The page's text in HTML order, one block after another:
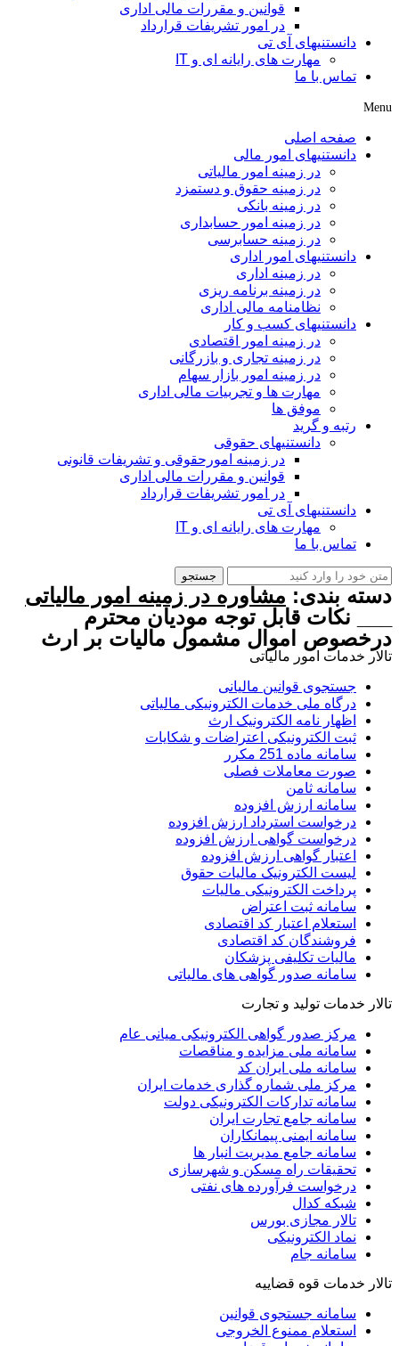
قوانین و مقررات مالی اداری
در امور تشریفات قرارداد
دانستنیهای آی تی
مهارت های رایانه ای و IT
تماس با ما
Menu
صفحه اصلی
دانستنیهای امور مالی
در زمینه امور مالیاتی
در زمینه حقوق و دستمزد
در زمینه بانکی
در زمینه امور حسابداری
در زمینه حسابرسی
دانستنیهای امور اداری
در زمینه اداری
در زمینه برنامه ریزی
نظامنامه مالی اداری
دانستنیهای کسب و کار
در زمینه امور اقتصادی
در زمینه تجاری و بازرگانی
در زمینه امور بازار سهام
مهارت ها و تجربیات مالی اداری
موفق ها
رتبه و گرید
دانستنیهای حقوقی
در زمینه امورحقوقی و تشریفات قانونی
قوانین و مقررات مالی اداری
در امور تشریفات قرارداد
دانستنیهای آی تی
مهارت های رایانه ای و IT
تماس با ما
جستجو
دسته بندی: مشاوره در زمینه امور مالیاتی
___ نکات قابل توجه مودیان محترم
درخصوص اموال مشمول مالیات بر ارث
تالار خدمات امور مالیاتی
جستجوی قوانین مالیانی
درگاه ملی خدمات الکترونیکی مالیاتی
اظهار نامه الکترونیک ارث
ثبت الکترونیکی اعتراضات و شکایات
سامانه ماده 251 مکرر
صورت معاملات فصلی
سامانه ثامن
سامانه ارزش افزوده
درخواست استرداد ارزش افزوده
درخواست گواهی ارزش افزوده
اعتبار گواهی ارزش افزوده
لیست الکترونیک مالیات حقوق
پرداخت الکترونیکی مالیات
سامانه ثبت اعتراض
استعلام اعتبار کد اقتصادی
فروشندگان کد اقتصادی
مالیات تکلیفی پزشکان
سامانه صدور گواهی های مالیاتی
تالار خدمات تولید و تجارت
مرکز صدور گواهی الکترونیکی میانی عام
سامانه ملی مزایده و مناقصات
سامانه ملی ایران کد
مرکز ملی شماره گذاری خدمات ایران
سامانه تدارکات الکترونیکی دولت
سامانه جامع تجارت ایران
سامانه ایمنی پیمانکاران
سامانه جامع مدیریت انبار ها
تحقیقات راه مسکن و شهرسازی
درخواست فرآورده های نفتی
شبکه کدال
تالار مجازی بورس
نماد الکترونیکی
سامانه جام
تالار خدمات قوه قضاییه
سامانه جستجوی قوانین
استعلام ممنوع الخروجی